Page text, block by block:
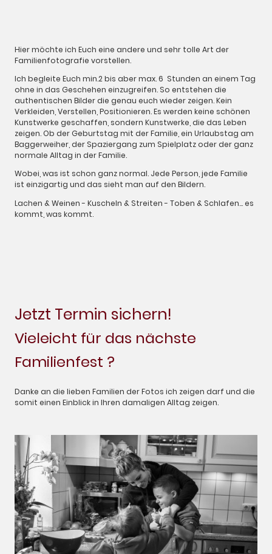
Hier möchte ich Euch eine andere und sehr tolle Art der
Familienfotografie vorstellen.
Ich begleite Euch min.2 bis aber max. 6 Stunden an einem Tag
ohne in das Geschehen einzugreifen. So entstehen die
authentischen Bilder die genau euch wieder zeigen. Kein
Verkleiden, Verstellen, Positionieren. Es werden keine schönen
Kunstwerke geschaffen, sondern Kunstwerke, die das Leben
zeigen. Ob der Geburtstag mit der Familie, ein Urlaubstag am
Baggerweiher, der Spaziergang zum Spielplatz oder der ganz
normale Alltag in der Familie.
Wobei, was ist schon ganz normal. Jede Person, jede Familie
ist einzigartig und das sieht man auf den Bildern.
Lachen & Weinen - Kuscheln & Streiten - Toben & Schlafen... es
kommt, was kommt.
Jetzt Termin sichern!
Vieleicht für das nächste
Familienfest ?
Danke an die lieben Familien der Fotos ich zeigen darf und die
somit einen Einblick in Ihren damaligen Alltag zeigen.